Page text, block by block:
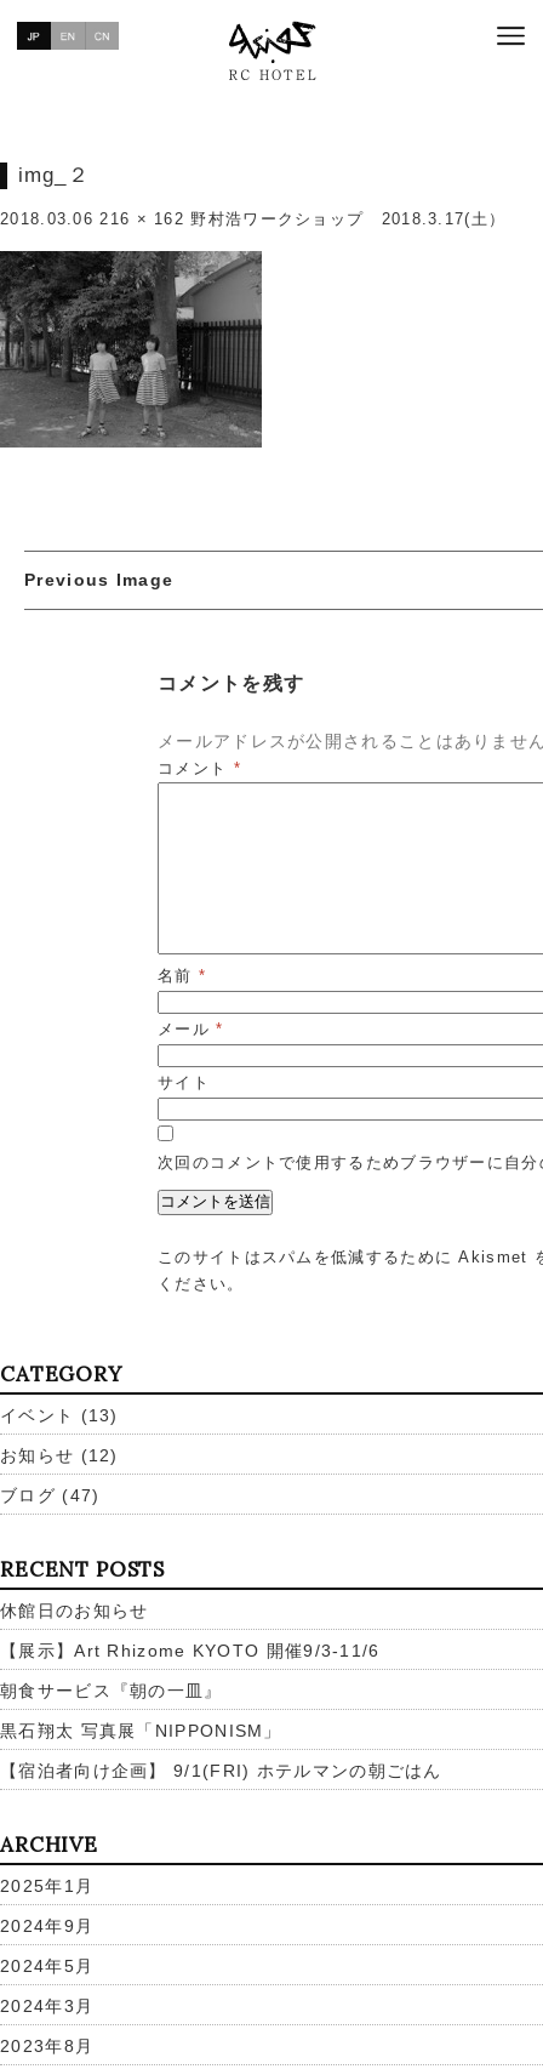
img_２
2018.03.06 216 × 162 野村浩ワークショップ 2018.3.17(土）
Previous Image
コメントを残す
メールアドレスが公開されることはありませ
コメント *
名前 *
メール*
サイト
次回のコメントで使用するためブラウザーに自
このサイトはスパムを低減するために Akismet
ください。
CATEGORY
イベント (13)
お知らせ (12)
ブログ (47)
RECENT POSTS
休館日のお知らせ
【展示】Art Rhizome KYOTO 開催9/3-11/6
朝食サービス『朝の一皿』
黒石翔太 写真展「NIPPONISM」
【宿泊者向け企画】 9/1(FRI) ホテルマンの朝ごはん
ARCHIVE
2025年1月
2024年9月
2024年5月
2024年3月
2023年8月